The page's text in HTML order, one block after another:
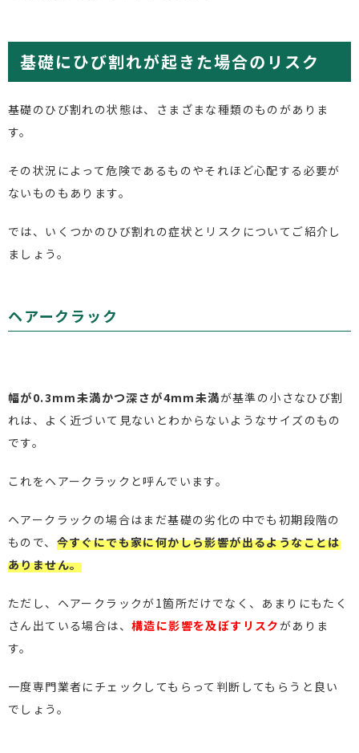
基礎にひび割れが起きた場合のリスク
基礎のひび割れの状態は、さまざまな種類のものがありま
す。
その状況によって危険であるものやそれほど心配する必要が
ないものもあります。
では、いくつかのひび割れの症状とリスクについてご紹介し
ましょう。
ヘアークラック
幅が0.3mm未満かつ深さが4mm未満が基準の小さなひび割
れは、よく近づいて見ないとわからないようなサイズのもの
です。
これをヘアークラックと呼んでいます。
ヘアークラックの場合はまだ基礎の劣化の中でも初期段階の
もので、 今すぐにでも家に何かしら影響が出るようなことは
ありません。
ただし、ヘアークラックが1箇所だけでなく、あまりにもたく
さん出ている場合は、 構造に影響を及ぼすリスクがありま
す。
一度専門業者にチェックしてもらって判断してもらうと良い
でしょう。